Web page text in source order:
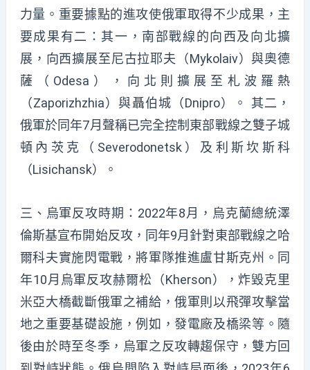
力量。重要據點的進攻使俄軍取得不少成果，主
要成果有二：其一，南部戰線的向西及向北擴
展，向西擴展至尼古拉耶夫（Mykolaiv）與奧德
薩（Odesa），向北則擴展至札波羅熱
（Zaporizhzhia）與聶伯城（Dnipro）。 其二，
俄軍於同年7月聲稱已完全控制東部戰線之雙子城
頓內茨克（Severodonetsk）及利斯坎斯科
（Lisichansk）。
三、烏軍反攻時期：2022年8月，烏克蘭總統澤
倫斯基宣布開始反攻，同年9月針對東部戰線之哈
爾科夫實施閃電戰，將軍隊推進盧甘斯克州。同
年10月烏軍反攻赫爾松（Kherson），炸毀克里
米亞大橋截斷俄軍之補給，俄軍則以飛彈攻擊當
地之重要基礎設施，例如，發電廠及橋梁等。隨
後由於時至冬季，烏軍之反攻轉趨保守，雙方回